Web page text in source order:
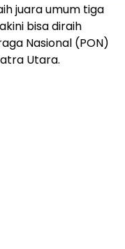
juara umum tiga
bisa diraih
Nasional (PON)
Utara.